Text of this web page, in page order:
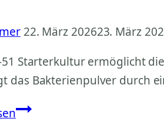
22. März 202623. März
51 Starterkultur ermöglicht
das Bakterienpulver durch
Kefir-